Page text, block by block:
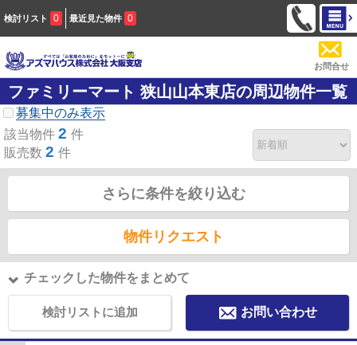
検討リスト 0 最近見た物件 0
お問合せ
ファミリーマート 狭山山本東店の周辺物件一覧
募集中のみ表示
該当物件 2 件
販売数 2 件
さらに条件を絞り込む
物件リクエスト
チェックした物件をまとめて
検討リストに追加 お問い合わせ